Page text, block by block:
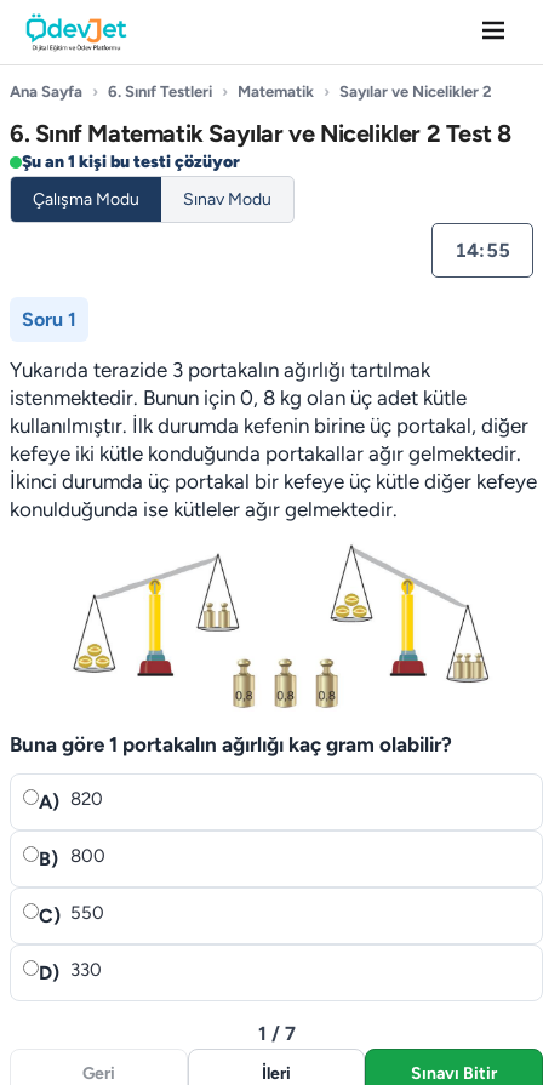
Ana Sayfa › 6. Sınıf Testleri › Matematik › Sayılar ve Nicelikler 2
6. Sınıf Matematik Sayılar ve Nicelikler 2 Test 8
Şu an 1 kişi bu testi çözüyor
Çalışma Modu
Sınav Modu
14:55
Soru 1
Yukarıda terazide 3 portakalın ağırlığı tartılmak
istenmektedir. Bunun için 0, 8 kg olan üç adet kütle
kullanılmıştır. İlk durumda kefenin birine üç portakal, diğer
kefeye iki kütle konduğunda portakallar ağır gelmektedir.
İkinci durumda üç portakal bir kefeye üç kütle diğer kefeye
konulduğunda ise kütleler ağır gelmektedir.
Buna göre 1 portakalın ağırlığı kaç gram olabilir?
A) 820
B) 800
C) 550
D) 330
Geri
1 / 7
İleri Sınavı Bitir